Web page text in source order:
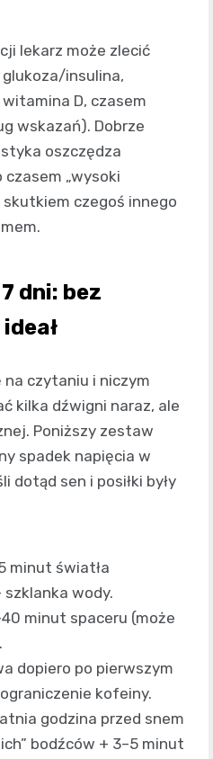
lekarz może zlecić
insulina,
D, czasem
wskazań). Dobrze
oszczędza
czasem „wysoki
czegoś innego
dni: bez
na czytaniu i niczym
kilka dźwigni naraz, ale
Poniższy zestaw
spadek napięcia w
dotąd sen i posiłki były
minut światła
szklanka wody.
minut spaceru (może
dopiero po pierwszym
kofeiny.
godzina przed snem
bodźców + 3–5 minut